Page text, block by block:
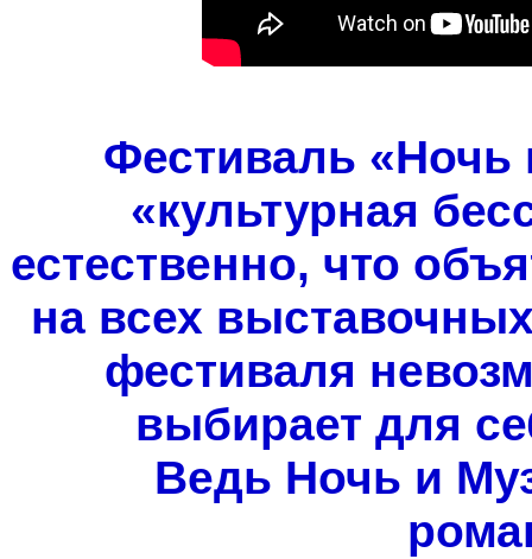
Фестиваль «Ночь
«культурная
естественно, что
на всех
фестиваля
выбирает для
Ведь Ночь и